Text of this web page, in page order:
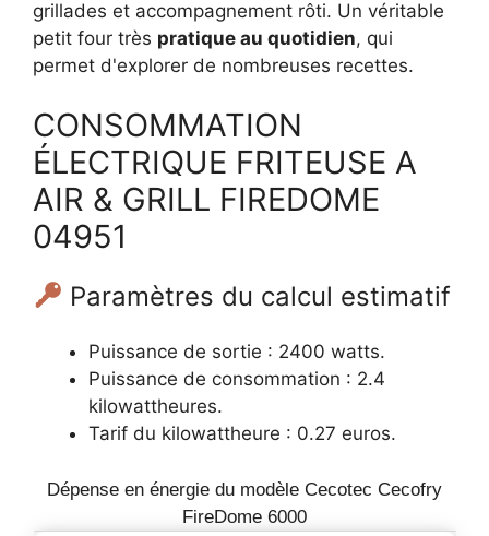
grillades et accompagnement rôti. Un véritable
petit four très pratique au quotidien, qui
permet d'explorer de nombreuses recettes.
CONSOMMATION
ÉLECTRIQUE FRITEUSE A
AIR & GRILL FIREDOME
04951
Paramètres du calcul estimatif
Puissance de sortie : 2400 watts.
Puissance de consommation : 2.4
kilowattheures.
Tarif du kilowattheure : 0.27 euros.
Dépense en énergie du modèle Cecotec Cecofry
FireDome 6000